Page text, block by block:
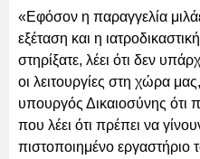
«Εφόσον η παραγγελία
εξέταση και η
στηρίξατε, λέει ότι δεν
οι λειτουργίες στη χώρα
υπουργός Δικαιοσύνης ότι
που λέει ότι πρέπει να
πιστοποιημένο εργαστήριο